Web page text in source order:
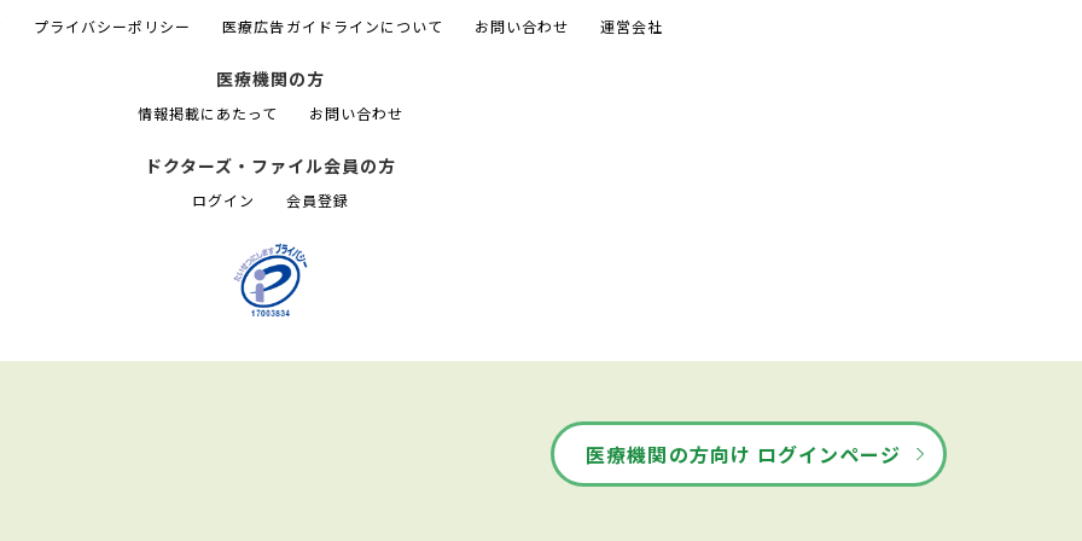
プライバシーポリシー 医療広告ガイドラインについて お問い合わせ 運営会社
医療機関の方
情報掲載にあたって お問い合わせ
ドクターズ・ファイル会員の方
ログイン 会員登録
医療機関の方向け ログインページ